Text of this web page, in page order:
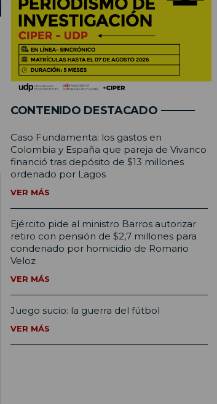
CONTENIDO DESTACADO
Caso Fundamenta: los gastos en
Colombia y España que pareja de Vivanco
financió tras depósito de $13 millones
ordenado por Lagos
VER MÁS
Ejército pide al ministro Barros autorizar
retiro con pensión de $2,7 millones para
condenado por homicidio de Romario
Veloz
VER MÁS
Juego sucio: la guerra del fútbol
VER MÁS